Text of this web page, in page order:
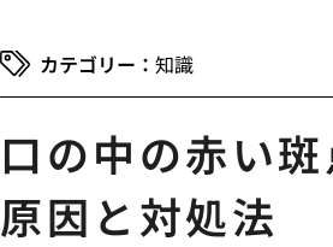
知識
口の中の赤い
原因と対処法